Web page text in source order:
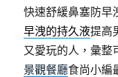
快速舒緩鼻塞防早
早洩的持久液提高
又愛玩的人，彙整
景觀餐廳食尚小編